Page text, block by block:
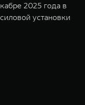
2025 года в
установки